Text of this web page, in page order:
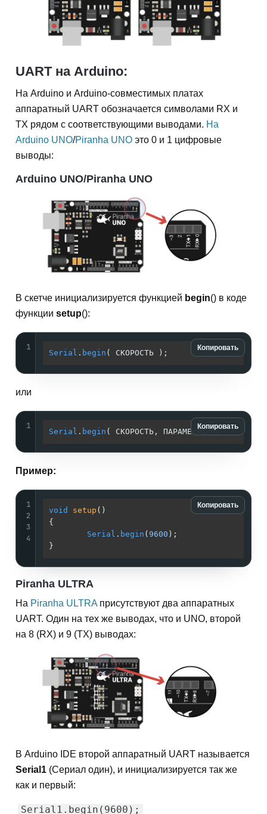
UART на Arduino:
На Arduino и Arduino-совместимых платах
аппаратный UART обозначается символами RX и
TX рядом с соответствующими выводами. На
Arduino UNO/Piranha UNO это 0 и 1 цифровые
выводы:
Arduino UNO/Piranha UNO
В скетче инициализируется функцией begin() в коде
функции setup():
Копировать
1
Serial . begin ( СКОРОСТЬ );
или
Копировать
1
Serial . begin ( СКОРОСТЬ, ПАРАМЕТРЫ );
Пример:
Копировать
1
2
3
4
void setup ()
{
Serial . begin ( 9600 );
}
Piranha ULTRA
На Piranha ULTRA присутствуют два аппаратных
UART. Один на тех же выводах, что и UNO, второй
на 8 (RX) и 9 (TX) выводах:
В Arduino IDE второй аппаратный UART называется
Serial1 (Сериал один), и инициализируется так же
как и первый:
Serial1.begin(9600);